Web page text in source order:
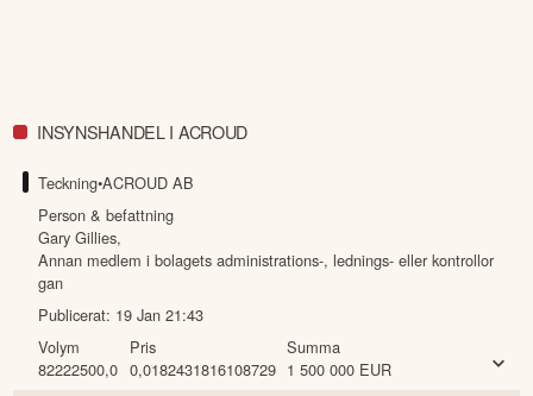
INSYNSHANDEL I ACROUD
Teckning•ACROUD AB
Person & befattning
Gary Gillies,
Annan medlem i bolagets administrations-, lednings- eller kontrollor
gan
Publicerat: 19 Jan 21:43
Volym
82222500,0
Pris
0,0182431816108729
Summa
1 500 000 EUR